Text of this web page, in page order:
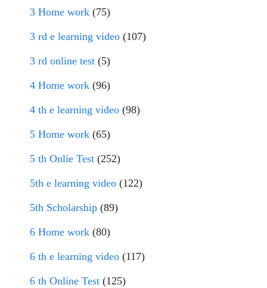
3 Home work (75)
3 rd e learning video (107)
3 rd online test (5)
4 Home work (96)
4 th e learning video (98)
5 Home work (65)
5 th Onlie Test (252)
5th e learning video (122)
5th Scholarship (89)
6 Home work (80)
6 th e learning video (117)
6 th Online Test (125)